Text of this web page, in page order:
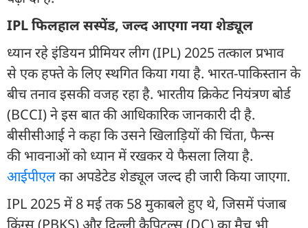
IPL फ‍िलहाल सस्पेंड, जल्द आएगा नया शेड्यूल
ध्यान रहे इंडियन प्रीमियर लीग (IPL) 2025 तत्काल प्रभाव
से एक हफ्ते के लिए स्थगित किया गया है. भारत-पाकिस्तान के
बीच तनाव इसकी वजह रहा है. भारतीय क्रिकेट नियंत्रण बोर्ड
(BCCI) ने इस बात की आधिकारिक जानकारी दी है.
बीसीसीआई ने कहा कि उसने खिलाड़ियों की चिंता, फैन्स
की भावनाओं को ध्यान में रखकर ये फैसला लिया है.
आईपीएलका अपडेटेड शेड्यूल जल्द ही जारी किया जाएगा.
IPL 2025 में 8 मई तक 58 मुकाबले हुए थे, जिसमें पंजाब
किंग्स (PBKS) और दिल्ली कैपिटल्स (DC) का मैच भी